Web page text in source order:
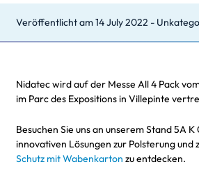
Veröffentlicht am14 July 2022 -
Nidatec wird auf der Messe All 4 Pack
im Parc des Expositions in Villepinte
Besuchen Sie uns an unserem Stand 5A
innovativen Lösungen zur Polsterung und
Schutz mit Wabenkarton zu entdecken.